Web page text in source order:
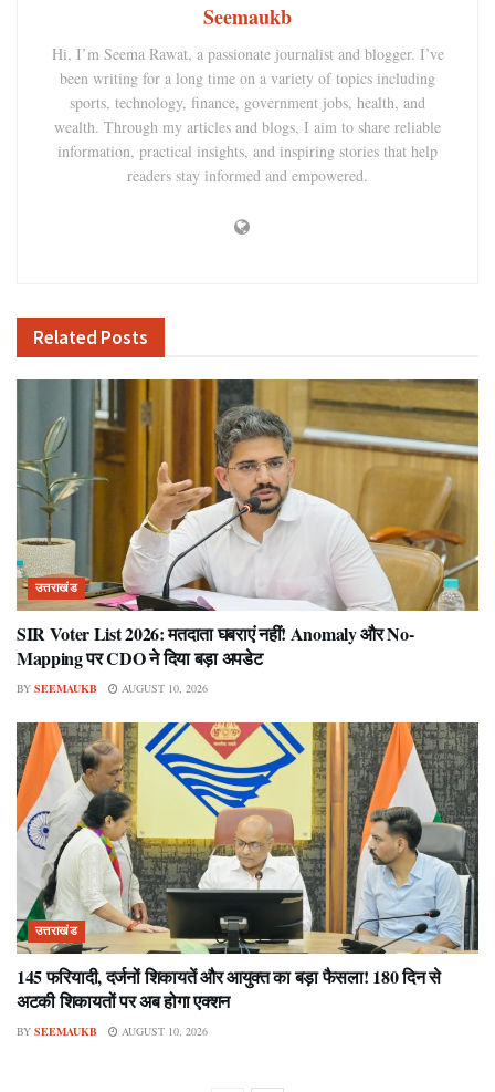
Seemaukb
Hi, I’m Seema Rawat, a passionate journalist and blogger. I’ve
been writing for a long time on a variety of topics including
sports, technology, finance, government jobs, health, and
wealth. Through my articles and blogs, I aim to share reliable
information, practical insights, and inspiring stories that help
readers stay informed and empowered.
Related Posts
उत्तराखंड
SIR Voter List 2026: मतदाता घबराएं नहीं! Anomaly और No-
Mapping पर CDO ने दिया बड़ा अपडेट
BY SEEMAUKB AUGUST 10, 2026
उत्तराखंड
145 फरियादी, दर्जनों शिकायतें और आयुक्त का बड़ा फैसला! 180 दिन से
अटकी शिकायतों पर अब होगा एक्शन
BY SEEMAUKB AUGUST 10, 2026